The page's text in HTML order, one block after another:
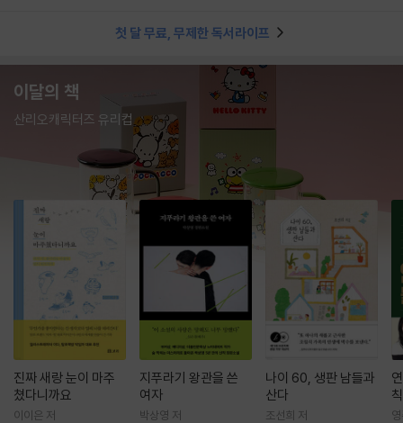
첫 달 무료, 무제한 독서라이프
이달의 책
산리오캐릭터즈 유리컵
진짜 새랑 눈이 마주
쳤다니까요
이이은 저
지푸라기 왕관을 쓴
여자
박상영 저
나이 60, 생판 남들과
산다
조선희 저
칙